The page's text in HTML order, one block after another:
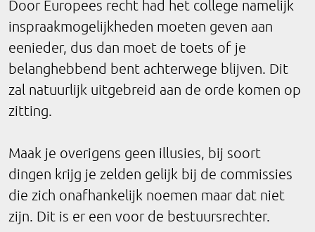
Door Europees recht had het college namelijk
inspraakmogelijkheden moeten geven aan
eenieder, dus dan moet de toets of je
belanghebbend bent achterwege blijven. Dit
zal natuurlijk uitgebreid aan de orde komen op
zitting.
Maak je overigens geen illusies, bij soort
dingen krijg je zelden gelijk bij de commissies
die zich onafhankelijk noemen maar dat niet
zijn. Dit is er een voor de bestuursrechter.